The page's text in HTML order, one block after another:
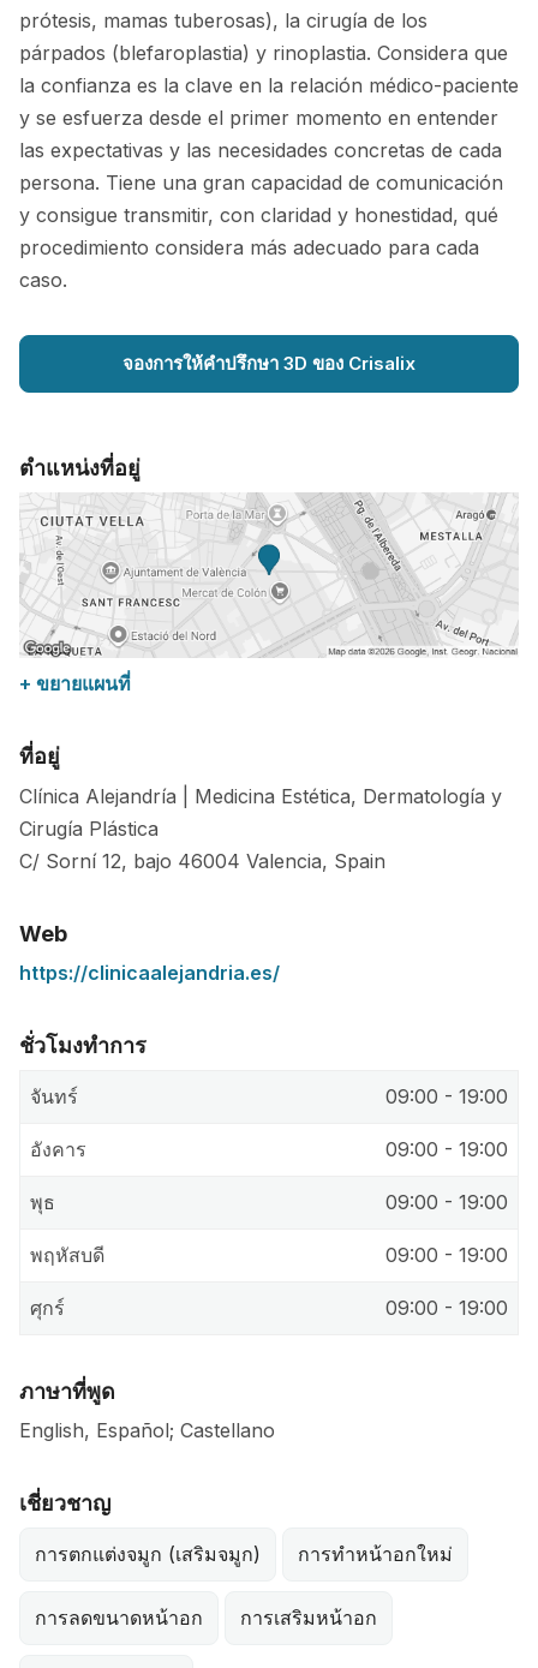
prótesis, mamas tuberosas), la cirugía de los
párpados (blefaroplastia) y rinoplastia. Considera que
la confianza es la clave en la relación médico-paciente
y se esfuerza desde el primer momento en entender
las expectativas y las necesidades concretas de cada
persona. Tiene una gran capacidad de comunicación
y consigue transmitir, con claridad y honestidad, qué
procedimiento considera más adecuado para cada
caso.
จองการให้คำปรึกษา 3D ของ Crisalix
ตำแหน่งที่อยู่
+ ขยายแผนที่
ที่อยู่
Clínica Alejandría | Medicina Estética, Dermatología y
Cirugía Plástica
C/ Sorní 12, bajo 46004 Valencia, Spain
Web
https://clinicaalejandria.es/
ชั่วโมงทำการ
จันทร์ 09:00 - 19:00
อังคาร 09:00 - 19:00
พุธ 09:00 - 19:00
พฤหัสบดี 09:00 - 19:00
ศุกร์ 09:00 - 19:00
ภาษาที่พูด
English, Español; Castellano
เชี่ยวชาญ
การตกแต่งจมูก (เสริมจมูก) การทำหน้าอกใหม่
การลดขนาดหน้าอก การเสริมหน้าอก